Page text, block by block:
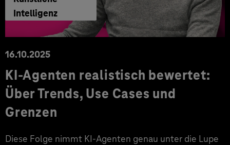
Intelligenz
16.10.2025
KI-Agenten realistisch bewertet:
Über Trends, Use Cases und
Grenzen
Diese Folge nimmt KI-Agenten genau unter die Lupe